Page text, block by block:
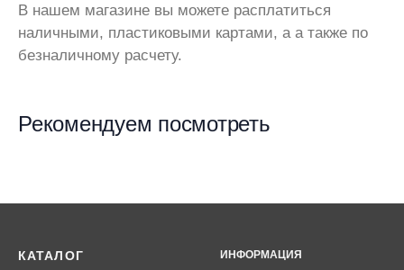
В нашем магазине вы можете расплатиться
наличными, пластиковыми картами, а а также по
безналичному расчету.
Рекомендуем посмотреть
КАТАЛОГ ИНФОРМАЦИЯ